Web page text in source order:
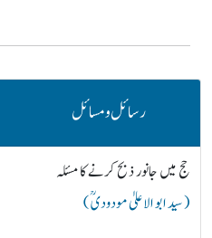
رسائل و مسائل
حج میں جانور ذبح کرنے کا مسئلہ
( سید ابو الاعلیٰ مودودیؒ )